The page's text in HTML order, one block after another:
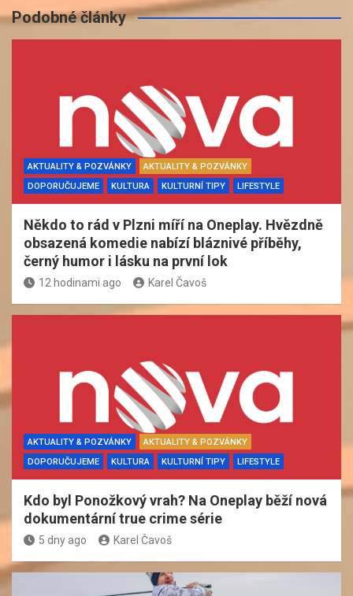
Podobné články
AKTUALITY & POZVÁNKY
AKTUALITY & POZVÁNKY
DOPORUČUJEME
KULTURA KULTURNÍ TIPY LIFESTYLE
Někdo to rád v Plzni míří na Oneplay. Hvězdně
obsazená komedie nabízí bláznivé příběhy,
černý humor i lásku na první lok
12 hodinami ago Karel Čavoš
AKTUALITY & POZVÁNKY
AKTUALITY & POZVÁNKY
DOPORUČUJEME
KULTURA KULTURNÍ TIPY LIFESTYLE
Kdo byl Ponožkový vrah? Na Oneplay běží nová
dokumentární true crime série
5 dny ago Karel Čavoš